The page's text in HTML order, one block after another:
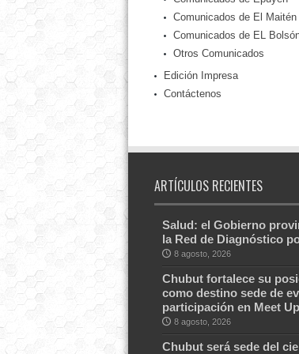
Comunicados de El Maitén
Comunicados de EL
Otros Comunicados
Edición Impresa
Contáctenos
ARTÍCULOS RECIENTES
Salud: el Gobierno
la Red de Diagnóstico
8 agosto, 2026
Chubut fortalece su
como destino sede de
participación en Meet
8 agosto, 2026
Chubut será sede del